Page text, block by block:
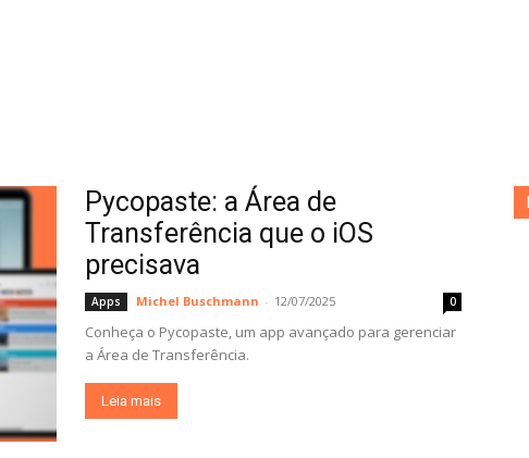
Pycopaste: a Área de
Transferência que o iOS
precisava
Apps Michel Buschmann - 12/07/2025 0
Conheça o Pycopaste, um app avançado para gerenciar
a Área de Transferência.
Leia mais